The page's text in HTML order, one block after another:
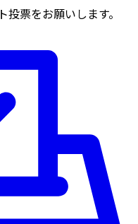
票をお願いします。